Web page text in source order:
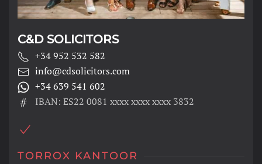
C&D SOLICITORS
+34 952 532 582
info@cdsolicitors.com
+34 639 541 602
IBAN: ES22 0081 xxxx xxxx xxxx 3832
TORROX KANTOOR